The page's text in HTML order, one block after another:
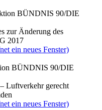
BÜNDNIS 90/DIE
zur Änderung des
2017
ein neues Fenster)
BÜNDNIS 90/DIE
Luftverkehr gerecht
ein neues Fenster)